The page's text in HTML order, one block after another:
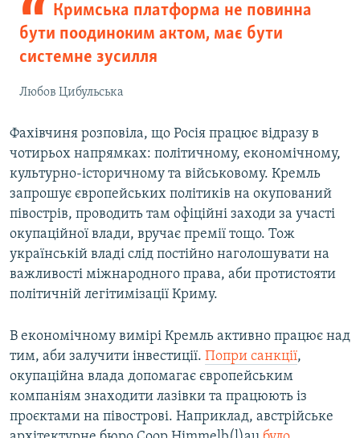
Кримська платформа не повинна
бути поодиноким актом, має бути
системне зусилля
Любов Цибульська
Фахівчиня розповіла, що Росія працює відразу в
чотирьох напрямках: політичному, економічному,
культурно-історичному та військовому. Кремль
запрошує європейських політиків на окупований
півострів, проводить там офіційні заходи за участі
окупаційної влади, вручає премії тощо. Тож
українській владі слід постійно наголошувати на
важливості міжнародного права, аби протистояти
політичній легітимізації Криму.
В економічному вимірі Кремль активно працює над
тим, аби залучити інвестиції. Попри санкції,
окупаційна влада допомагає європейським
компаніям знаходити лазівки та працюють із
проєктами на півострові. Наприклад, австрійське